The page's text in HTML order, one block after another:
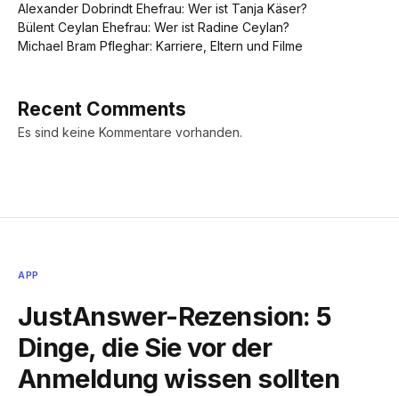
Alexander Dobrindt Ehefrau: Wer ist Tanja Käser?
Bülent Ceylan Ehefrau: Wer ist Radine Ceylan?
Michael Bram Pfleghar: Karriere, Eltern und Filme
Recent Comments
Es sind keine Kommentare vorhanden.
APP
JustAnswer-Rezension: 5
Dinge, die Sie vor der
Anmeldung wissen sollten